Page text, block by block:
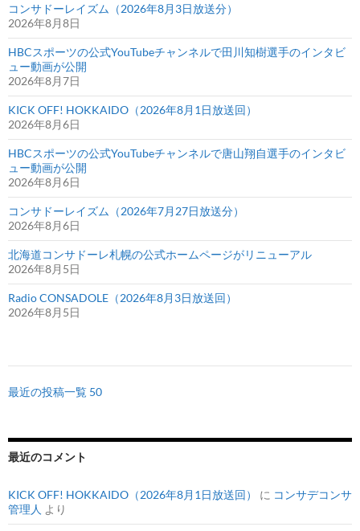
コンサドーレイズム（2026年8月3日放送分）
2026年8月8日
HBCスポーツの公式YouTubeチャンネルで田川知樹選手のインタビ
ュー動画が公開
2026年8月7日
KICK OFF! HOKKAIDO（2026年8月1日放送回）
2026年8月6日
HBCスポーツの公式YouTubeチャンネルで唐山翔自選手のインタビ
ュー動画が公開
2026年8月6日
コンサドーレイズム（2026年7月27日放送分）
2026年8月6日
北海道コンサドーレ札幌の公式ホームページがリニューアル
2026年8月5日
Radio CONSADOLE（2026年8月3日放送回）
2026年8月5日
最近の投稿一覧 50
最近のコメント
KICK OFF! HOKKAIDO（2026年8月1日放送回） に コンサデコンサ
管理人 より